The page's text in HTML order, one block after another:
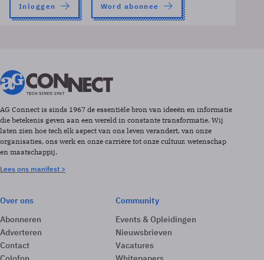
Inloggen Word abonnee
AG Connect is sinds 1967 de essentiële bron van ideeën en informatie
die betekenis geven aan een wereld in constante transformatie. Wij
laten zien hoe tech elk aspect van ons leven verandert, van onze
organisaties, ons werk en onze carrière tot onze cultuur, wetenschap
en maatschappij.
Lees ons manifest >
Over ons
Abonneren
Adverteren
Contact
Community
Events & Opleidingen
Nieuwsbrieven
Vacatures